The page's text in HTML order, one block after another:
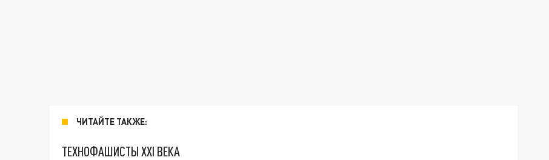
ЧИТАЙТЕ ТАКЖЕ:
ТЕХНОФАШИСТЫ XXI ВЕКА